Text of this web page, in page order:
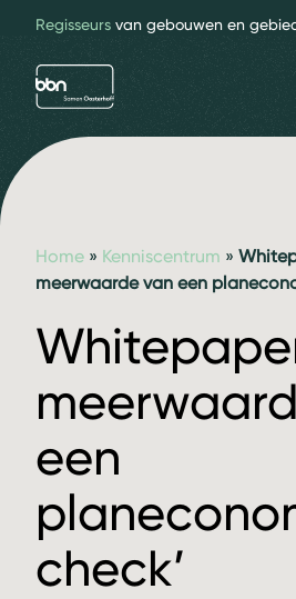
Regisseurs van gebouwen en
bbn adviseurs
Home » Kenniscentrum »
meerwaarde van een
een
check’